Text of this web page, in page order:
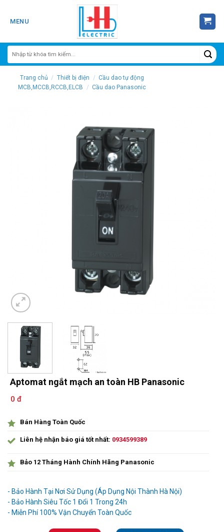
MENU
Trang chủ / Thiết bị điện / Cầu dao tự động
MCB,MCCB,RCCB,ELCB / Cầu dao Panasonic
Aptomat ngắt mạch an toàn HB Panasonic
0 đ
Bán Hàng Toàn Quốc
Liên hệ nhận báo giá tốt nhất: 0934599389
Bảo 12 Tháng Hành Chính Hãng Panasonic
- Bảo Hành Tại Nơi Sử Dụng (Áp Dụng Nội Thành Hà Nội)
- Bảo Hành Siêu Tốc 1 Đổi 1 Trong 24h